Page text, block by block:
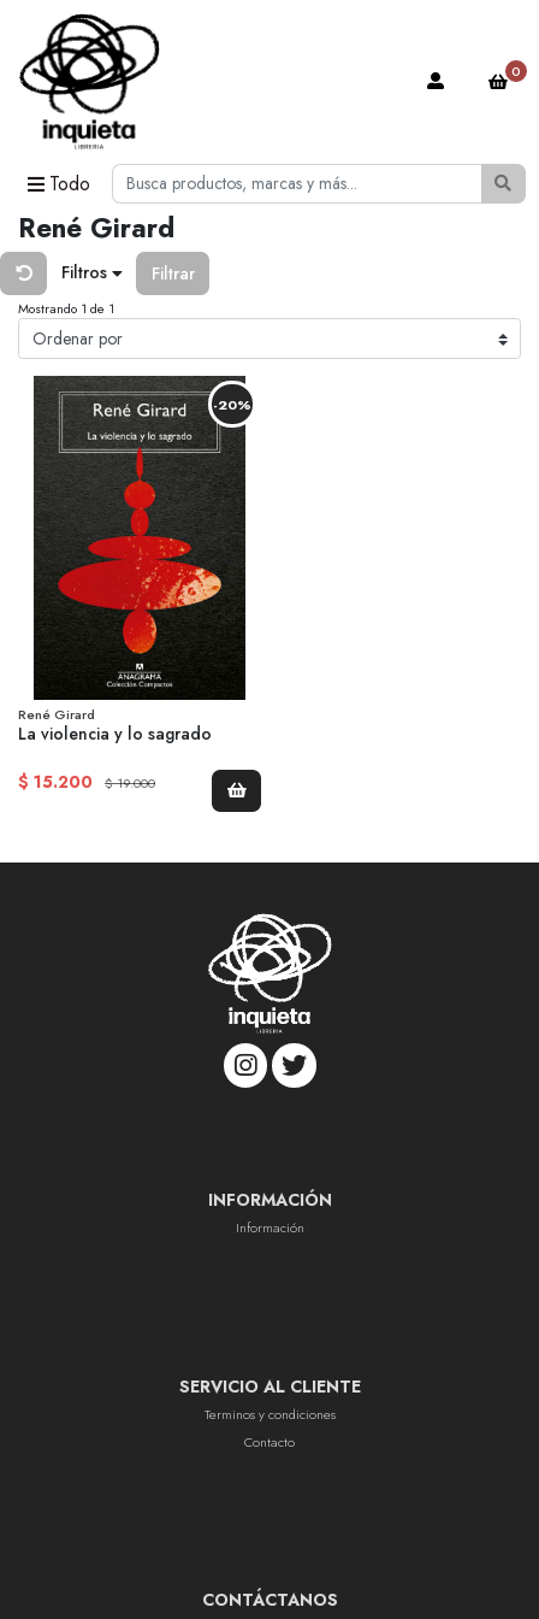
Todo
0
René Girard
Filtros Filtrar
Mostrando 1 de 1
-20%
René Girard
La violencia y lo sagrado
$ 15.200
$ 19.000
INFORMACIÓN
Información
SERVICIO AL CLIENTE
Terminos y condiciones
Contacto
CONTÁCTANOS